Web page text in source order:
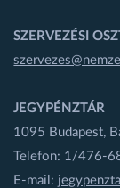
SZERVEZÉSI
JEGYPÉNZTÁR
1095 Budapest,
Telefon: 1/476-
E-mail: